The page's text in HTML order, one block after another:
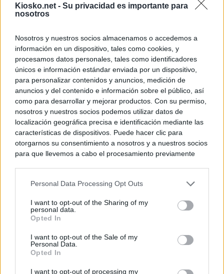
Kiosko.net - Su privacidad es importante para
nosotros
Nosotros y nuestros socios almacenamos o accedemos a
información en un dispositivo, tales como cookies, y
procesamos datos personales, tales como identificadores
únicos e información estándar enviada por un dispositivo,
para personalizar contenidos y anuncios, medición de
anuncios y del contenido e información sobre el público, así
como para desarrollar y mejorar productos. Con su permiso,
nosotros y nuestros socios podemos utilizar datos de
localización geográfica precisa e identificación mediante las
características de dispositivos. Puede hacer clic para
otorgarnos su consentimiento a nosotros y a nuestros socios
para que llevemos a cabo el procesamiento previamente
negar su consentimiento. Tenga en cuenta que algún
de su consentimiento, pero usted tiene el derecho de
rechazar tal procesamiento. Sus preferencias se aplicarán
cualquier momento entrando de nuevo en este sitio web o
visitando nuestra política de privacidad.
Personal Data Processing Opt Outs
I want to opt-out of the Sharing of my
personal data.
Opted In
I want to opt-out of the Sale of my
Personal Data.
Opted In
I want to opt-out of processing my